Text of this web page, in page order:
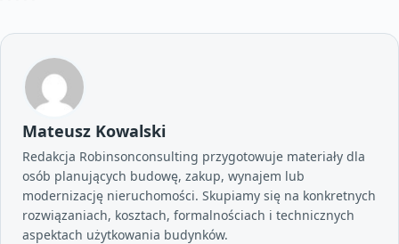
Mateusz Kowalski
Redakcja Robinsonconsulting przygotowuje materiały dla
osób planujących budowę, zakup, wynajem lub
modernizację nieruchomości. Skupiamy się na konkretnych
rozwiązaniach, kosztach, formalnościach i technicznych
aspektach użytkowania budynków.